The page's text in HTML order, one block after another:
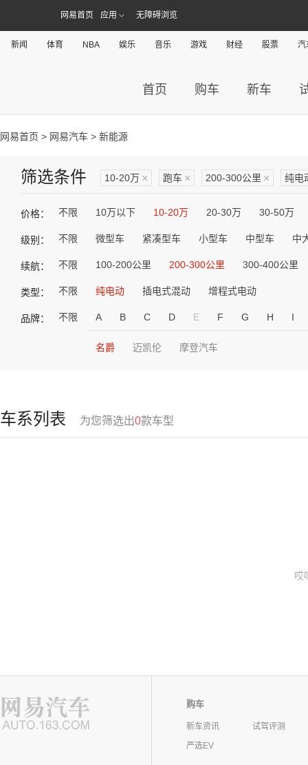
网易首页 应用 无障碍浏览
新闻 体育 NBA 娱乐 音乐 游戏 财经 股票 汽
首页 购车 新车
网易首页 > 网易汽车 > 新能源
筛选条件 10-20万 × 跑车 × 200-300公里 × 纯电
价格： 不限 10万以下 10-20万 20-30万 30-50万
级别： 不限 微型车 紧凑型车 小型车 中型车 中
续航： 不限 100-200公里 200-300公里 300-400公里
类型： 不限 纯电动 插电式混动 增程式电动
品牌： 不限 A B C D E F G H I
名爵 迈凯伦 摩登汽车
车系列表 为您筛选出0款车型
哎
购车
新车资讯
试驾评测
严选EV